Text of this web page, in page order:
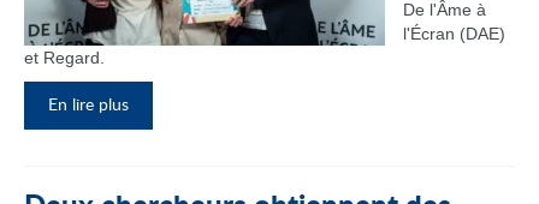
De l'Âme à
l'Écran (DAE)
et Regard.
En lire plus